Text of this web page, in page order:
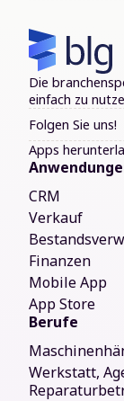
Die
einfach zu
Folgen Sie uns!
Apps
CRM
Verkauf
Finanzen
Mobile App
App Store
Berufe
Werkstatt,